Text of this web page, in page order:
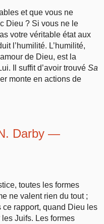
et que vous ne
Dieu ? Si vous ne le
votre véritable état aux
l’humilité. L’humilité,
de Dieu, est la
Il suffit d’avoir trouvé Sa
monte en actions de
Darby —
toutes les formes
ne valent rien du tout ;
rapport, quand Dieu les
Juifs. Les formes